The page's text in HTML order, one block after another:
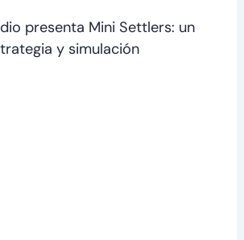
presenta Mini Settlers: un
y simulación